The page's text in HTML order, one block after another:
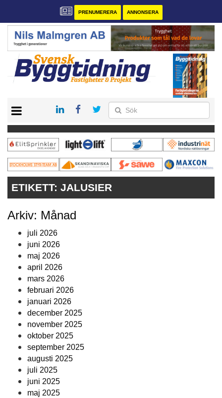
PRENUMERERA ANNONSERA
PRENUMERERA
VÅRA ANDRA MAGASIN
ANNONSERA
KONTAKT
ETIKETT: JALUSIER
Arkiv: Månad
juli 2026
juni 2026
maj 2026
april 2026
mars 2026
februari 2026
januari 2026
december 2025
november 2025
oktober 2025
september 2025
augusti 2025
juli 2025
juni 2025
maj 2025